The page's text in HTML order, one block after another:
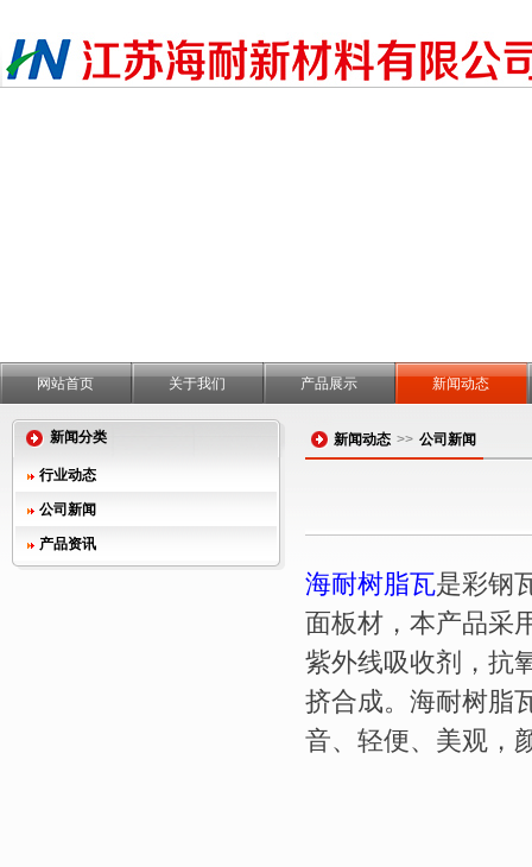
网站首页 关于我们 产品展示 新闻动态
新闻分类
行业动态
公司新闻
产品资讯
新闻动态 >> 公司新闻
海耐树脂瓦是彩钢
面板材，本产品采
紫外线吸收剂，抗
挤合成。海耐树脂
音、轻便、美观，